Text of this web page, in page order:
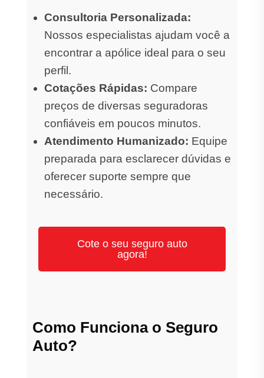
Consultoria Personalizada:
Nossos especialistas ajudam você a
encontrar a apólice ideal para o seu
perfil.
Cotações Rápidas: Compare
preços de diversas seguradoras
confiáveis em poucos minutos.
Atendimento Humanizado: Equipe
preparada para esclarecer dúvidas e
oferecer suporte sempre que
necessário.
Cote o seu seguro auto
agora!
Como Funciona o Seguro
Auto?